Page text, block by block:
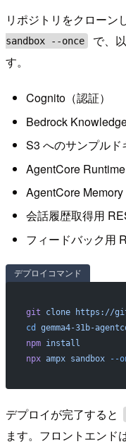
リポジトリをクローン
sandbox --once
で、
す。
Cognito（認証）
Bedrock
S3 へのサンプル
AgentCore
AgentCore Memory
会話履歴取得用
フィードバック用
デプロイコマンド
git clone https://
cd
gemma4-31b-
npm install
npx ampx sandbox --
デプロイが完了すると
ます。フロントエンド